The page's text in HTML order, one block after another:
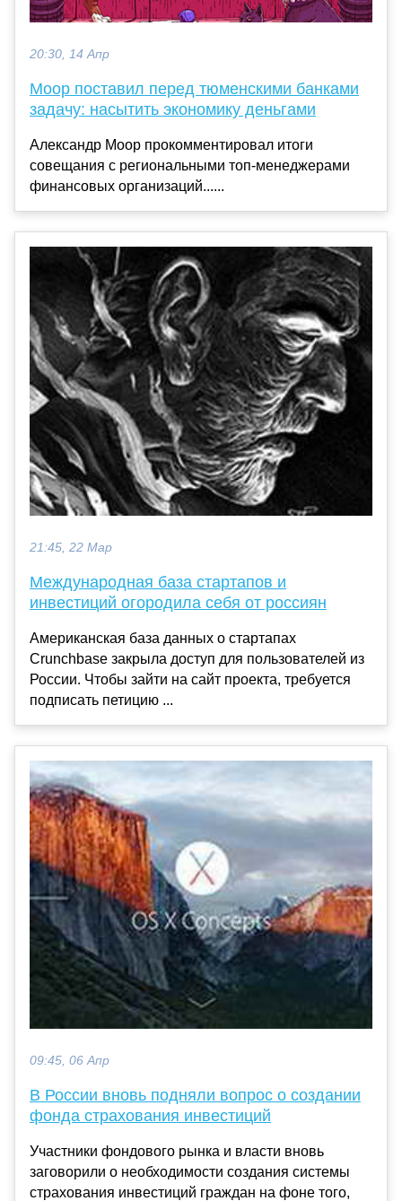
20:30, 14 Апр
Моор поставил перед тюменскими банками
задачу: насытить экономику деньгами
Александр Моор прокомментировал итоги
совещания с региональными топ-менеджерами
финансовых организаций......
21:45, 22 Мар
Международная база стартапов и
инвестиций огородила себя от россиян
Американская база данных о стартапах
Crunchbase закрыла доступ для пользователей из
России. Чтобы зайти на сайт проекта, требуется
подписать петицию ...
09:45, 06 Апр
В России вновь подняли вопрос о создании
фонда страхования инвестиций
Участники фондового рынка и власти вновь
заговорили о необходимости создания системы
страхования инвестиций граждан на фоне того,